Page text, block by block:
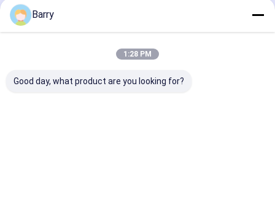
প্রস্তাবিত পণ্য
Barry
1:28 PM
Good day, what product are you looking for?